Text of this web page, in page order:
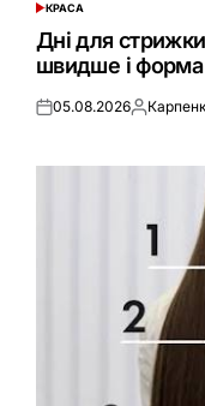
ОПУБЛІКУВАТИ
У
КРАСА
Дні для
швидше і
Оприлюднено
05.08.2026